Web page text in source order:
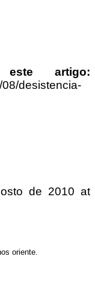
artigo:
desistencia-
de 2010 at
oriente.